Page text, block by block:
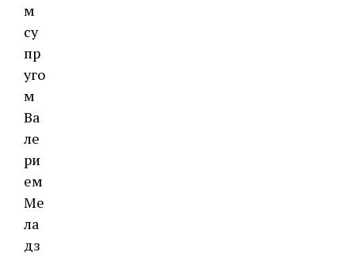
м
су
пр
уго
м
Ва
ле
ри
ем
Ме
ла
дз